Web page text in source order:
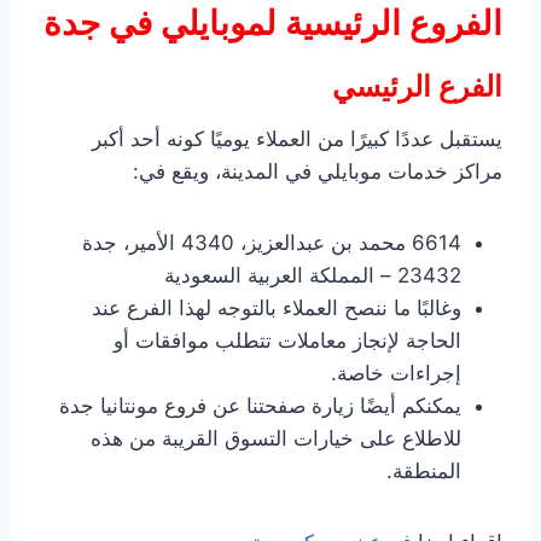
الفروع الرئيسية لموبايلي في جدة
الفرع الرئيسي
يستقبل عددًا كبيرًا من العملاء يوميًا كونه أحد أكبر
مراكز خدمات موبايلي في المدينة، ويقع في:
6614 محمد بن عبدالعزيز، 4340 الأمير، جدة
23432 – المملكة العربية السعودية
وغالبًا ما ننصح العملاء بالتوجه لهذا الفرع عند
الحاجة لإنجاز معاملات تتطلب موافقات أو
إجراءات خاصة.
يمكنكم أيضًا زيارة صفحتنا عن فروع مونتانيا جدة
للاطلاع على خيارات التسوق القريبة من هذه
المنطقة.